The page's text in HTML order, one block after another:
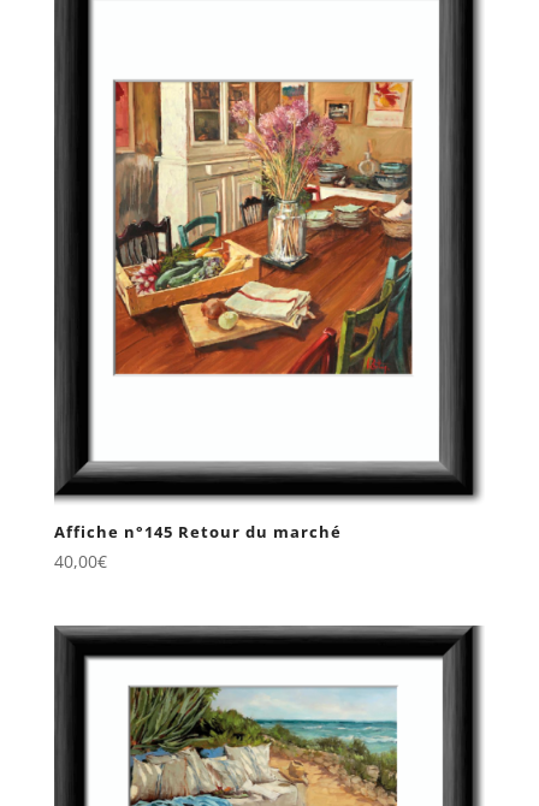
Affiche n°145 Retour du marché
40,00€